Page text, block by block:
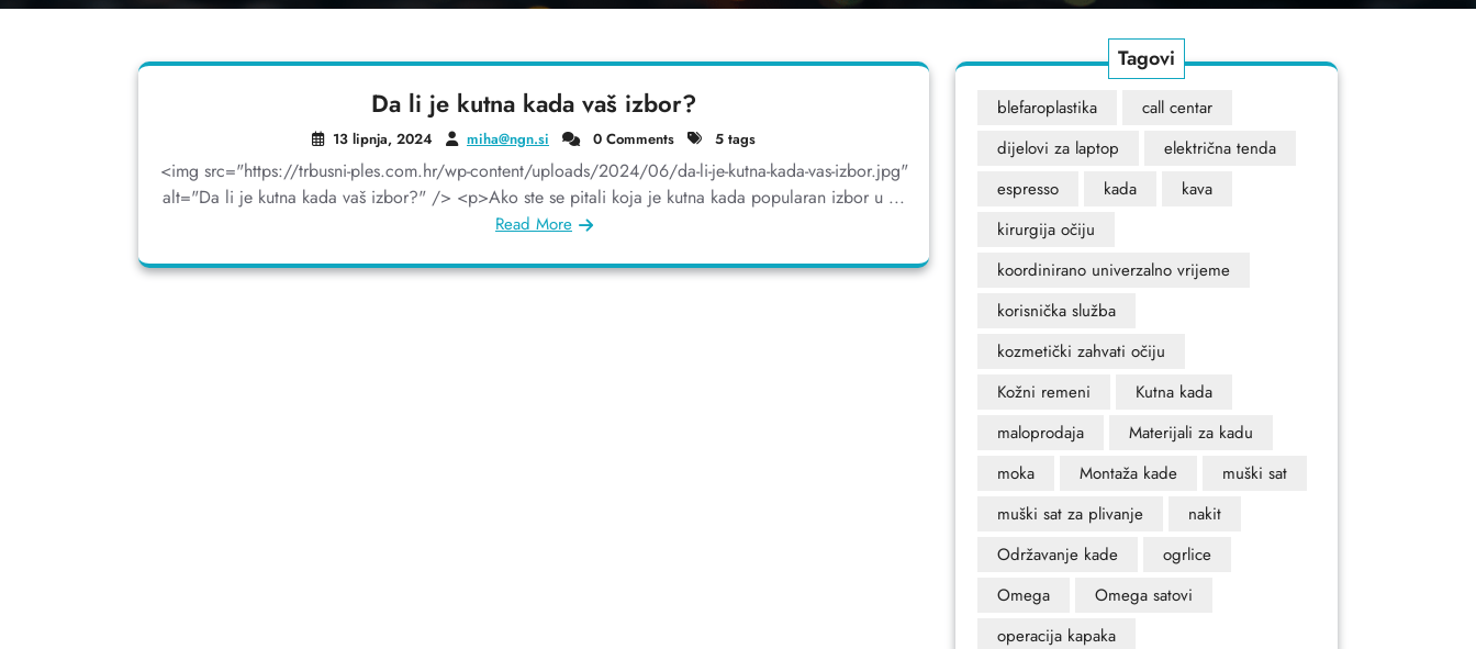
Da li je kutna kada vaš izbor?
13 lipnja, 2024 miha@ngn.si 0 Comments 5 tags
<img src="https://trbusni-ples.com.hr/wp-content/uploads/2024/06/da-li-je-kutna-kada-vas-izbor.jpg"
alt="Da li je kutna kada vaš izbor?" /> <p>Ako ste se pitali koja je kutna kada popularan izbor u ...
Read More
Tagovi
blefaroplastika
call centar
dijelovi za laptop
električna tenda
espresso
kada
kava
kirurgija očiju
koordinirano univerzalno vrijeme
korisnička služba
kozmetički zahvati očiju
Kožni remeni
Kutna kada
maloprodaja
Materijali za kadu
moka
Montaža kade
muški sat
muški sat za plivanje
nakit
Održavanje kade
ogrlice
Omega
Omega satovi
operacija kapaka